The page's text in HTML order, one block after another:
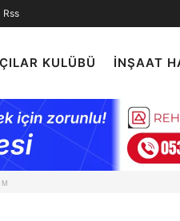
Rss
KULÜBÜ İNŞAAT